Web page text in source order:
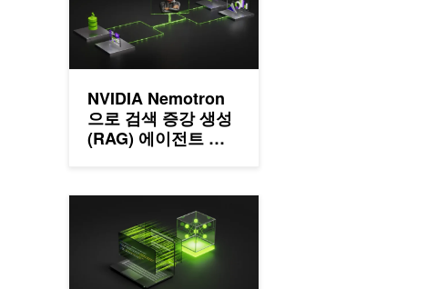
NVIDIA Nemotron
으로 검색 증강 생성
(RAG) 에이전트 구